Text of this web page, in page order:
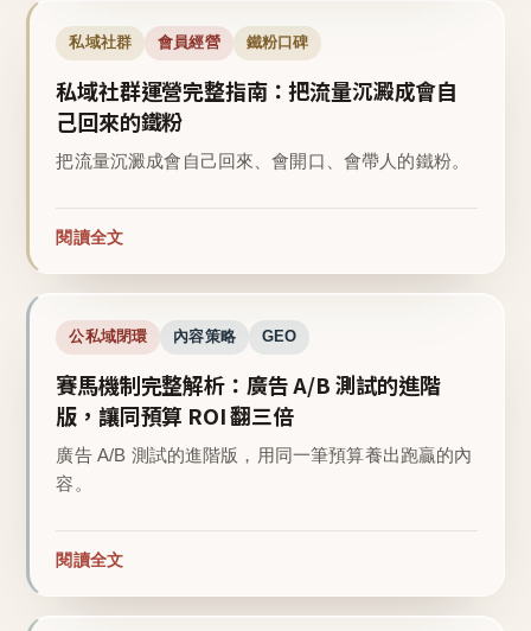
私域社群 會員經營 鐵粉口碑
私域社群運營完整指南：把流量沉澱成會自
己回來的鐵粉
把流量沉澱成會自己回來、會開口、會帶人的鐵粉。
閱讀全文
公私域閉環 內容策略 GEO
賽馬機制完整解析：廣告 A/B 測試的進階
版，讓同預算 ROI 翻三倍
廣告 A/B 測試的進階版，用同一筆預算養出跑贏的內
容。
閱讀全文